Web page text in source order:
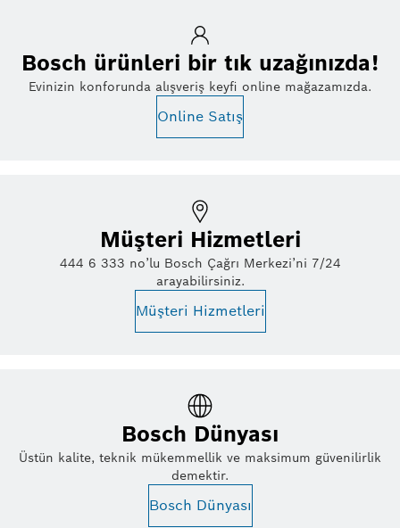
Bosch ürünleri bir tık uzağınızda!
Evinizin konforunda alışveriş keyfi online mağazamızda.
Online Satış
Müşteri Hizmetleri
444 6 333 no’lu Bosch Çağrı Merkezi’ni 7/24
arayabilirsiniz.
Müşteri Hizmetleri
Bosch Dünyası
Üstün kalite, teknik mükemmellik ve maksimum güvenilirlik
demektir.
Bosch Dünyası